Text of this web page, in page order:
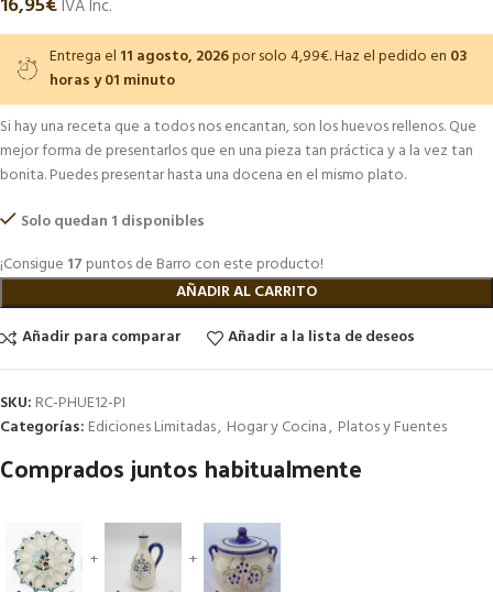
IVA Inc.
Entrega el 11 agosto, 2026por solo 4,99€. Haz el pedido en 03
horas y 01 minuto
Si hay una receta que a todos nos encantan, son los huevos rellenos. Que
mejor forma de presentarlos que en una pieza tan práctica y a la vez tan
bonita. Puedes presentar hasta una docena en el mismo plato.
Solo quedan 1 disponibles
¡Consigue 17 puntos de Barro con este producto!
AÑADIR AL CARRITO
Añadir para comparar
Añadir a la lista de deseos
SKU: RC-PHUE12-PI
Categorías: Ediciones Limitadas, Hogar y Cocina, Platos y Fuentes
Comprados juntos habitualmente
+ +